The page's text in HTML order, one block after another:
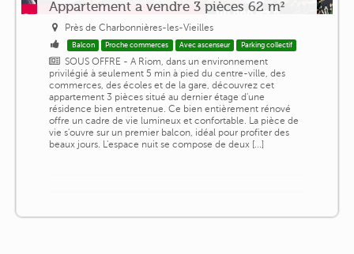
Appartement a vendre 3 pièces 62 m²
Près de Charbonnières-les-Vieilles
Balcon Proche commerces Avec ascenseur Parking collectif
SOUS OFFRE - A Riom, dans un environnement
privilégié à seulement 5 min à pied du centre-ville, des
commerces, des écoles et de la gare, découvrez cet
appartement 3 pièces situé au dernier étage d'une
résidence bien entretenue. Ce bien entièrement rénové
offre un cadre de vie lumineux et confortable. La pièce de
vie s'ouvre sur un premier balcon, idéal pour profiter des
beaux jours. L'espace nuit se compose de deux [...]